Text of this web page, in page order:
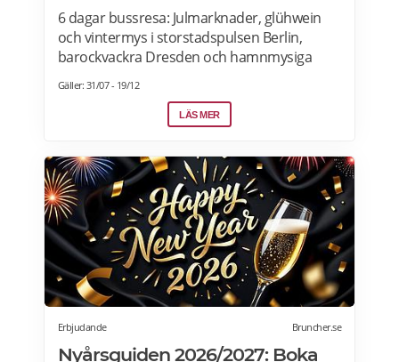
6 dagar bussresa: Julmarknader, glühwein
och vintermys i storstadspulsen Berlin,
barockvackra Dresden och hamnmysiga
Rostock. Under den här resan får du uppleva
julstämning i Berlin, Dresden och Rostock –
tre städer som bjuder på stämningsfulla
av glühwein, brända mandlar och nybakade
godsaker. Läs mer om erbjudandet här>>>
Gäller: 31/07 - 19/12
LÄS MER
Erbjudande Bruncher.se
Nyårsguiden 2026/2027: Boka